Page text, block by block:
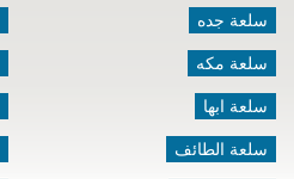
سلعة جده
سلعة مكه
سلعة ابها
سلعة الطائف